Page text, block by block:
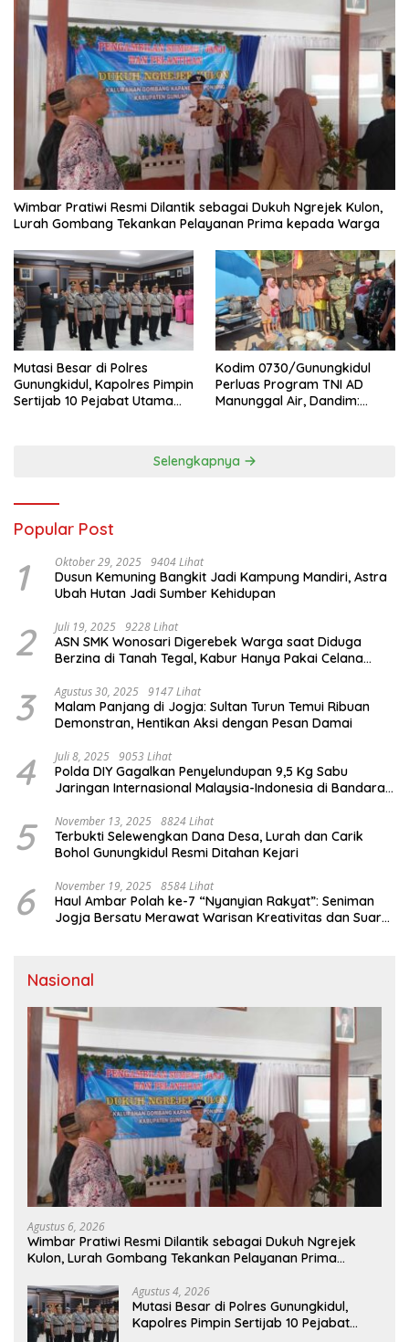
Wimbar Pratiwi Resmi Dilantik sebagai Dukuh Ngrejek Kulon,
Lurah Gombang Tekankan Pelayanan Prima kepada Warga
Mutasi Besar di Polres
Gunungkidul, Kapolres Pimpin
Sertijab 10 Pejabat Utama
Kodim 0730/Gunungkidul
Perluas Program TNI AD
Manunggal Air, Dandim:
Selengkapnya
Popular Post
1 Oktober 29, 2025 9404 Lihat
Dusun Kemuning Bangkit Jadi Kampung Mandiri, Astra
Ubah Hutan Jadi Sumber Kehidupan
2 Juli 19, 2025 9228 Lihat
ASN SMK Wonosari Digerebek Warga saat Diduga
Berzina di Tanah Tegal, Kabur Hanya Pakai Celana
3 Agustus 30, 2025 9147 Lihat
Malam Panjang di Jogja: Sultan Turun Temui Ribuan
Demonstran, Hentikan Aksi dengan Pesan Damai
4 Juli 8, 2025 9053 Lihat
Polda DIY Gagalkan Penyelundupan 9,5 Kg Sabu
Jaringan Internasional Malaysia-Indonesia di Bandara
5 November 13, 2025 8824 Lihat
Terbukti Selewengkan Dana Desa, Lurah dan Carik
Bohol Gunungkidul Resmi Ditahan Kejari
6 November 19, 2025 8584 Lihat
Haul Ambar Polah ke-7 “Nyanyian Rakyat”: Seniman
Jogja Bersatu Merawat Warisan Kreativitas dan Suara
Nasional
Agustus 6, 2026
Wimbar Pratiwi Resmi Dilantik sebagai Dukuh Ngrejek
Kulon, Lurah Gombang Tekankan Pelayanan Prima
Agustus 4, 2026
Mutasi Besar di Polres Gunungkidul,
Kapolres Pimpin Sertijab 10 Pejabat